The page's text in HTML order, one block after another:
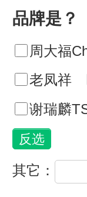
品牌是？
周大福
老凤祥
谢瑞麟
其它：